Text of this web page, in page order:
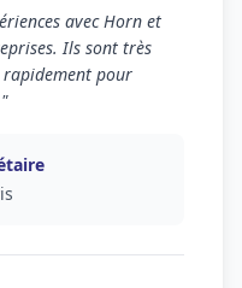
avec Horn et
Ils sont très
pour